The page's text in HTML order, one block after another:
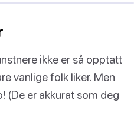
ikke er så opptatt
vanlige folk liker. Men
(De er akkurat som deg